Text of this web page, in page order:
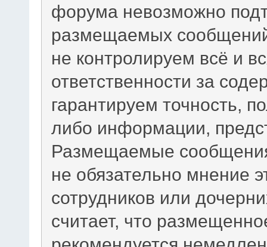
форума невозможно
размещаемых
не контролируем всё и
ответственности за
гарантируем точность,
либо информации,
Размещаемые
не обязательно мнение
сотрудников или
считает, что